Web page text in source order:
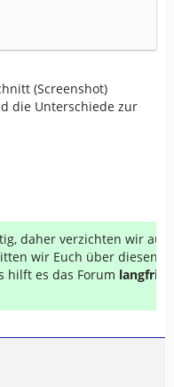
(Screenshot)
die Unterschiede zur
daher verzichten wir auf
wir Euch über diesen
hilft es das Forum